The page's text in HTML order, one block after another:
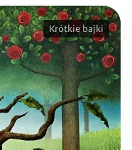
Krótkie bajki